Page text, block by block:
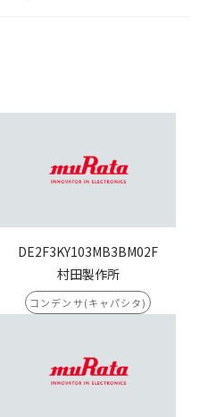
DE2F3KY103MB3BM02F
村田製作所
コンデンサ(キャパシタ)